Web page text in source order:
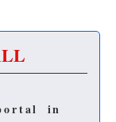
in